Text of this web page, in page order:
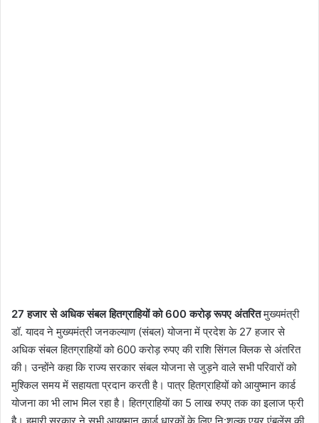
27 हजार से अधिक संबल हितग्राहियों को 600 करोड़ रूपए अंतरितमुख्यमंत्री
डॉ. यादव ने मुख्यमंत्री जनकल्याण (संबल) योजना में प्रदेश के 27 हजार से
अधिक संबल हितग्राहियों को 600 करोड़ रुपए की राशि सिंगल क्लिक से अंतरित
की। उन्होंने कहा कि राज्य सरकार संबल योजना से जुड़ने वाले सभी परिवारों को
मुश्किल समय में सहायता प्रदान करती है। पात्र हितग्राहियों को आयुष्मान कार्ड
योजना का भी लाभ मिल रहा है। हितग्राहियों का 5 लाख रुपए तक का इलाज फ्री